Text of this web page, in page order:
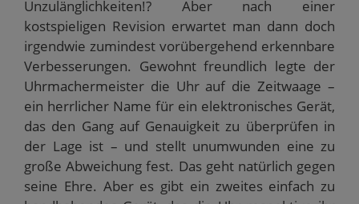
Unzulänglichkeiten!? Aber nach einer
kostspieligen Revision erwartet man dann doch
irgendwie zumindest vorübergehend erkennbare
Verbesserungen. Gewohnt freundlich legte der
Uhrmachermeister die Uhr auf die Zeitwaage –
ein herrlicher Name für ein elektronisches Gerät,
das den Gang auf Genauigkeit zu überprüfen in
der Lage ist – und stellt unumwunden eine zu
große Abweichung fest. Das geht natürlich gegen
seine Ehre. Aber es gibt ein zweites einfach zu